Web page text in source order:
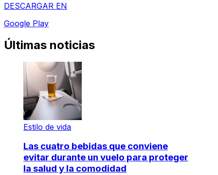
DESCARGAR EN
Google Play
Últimas noticias
Estilo de vida
Las cuatro bebidas que conviene
evitar durante un vuelo para proteger
la salud y la comodidad